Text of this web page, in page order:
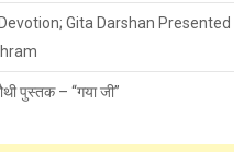
Gita Darshan Presented
पुस्तक – “गया जी”